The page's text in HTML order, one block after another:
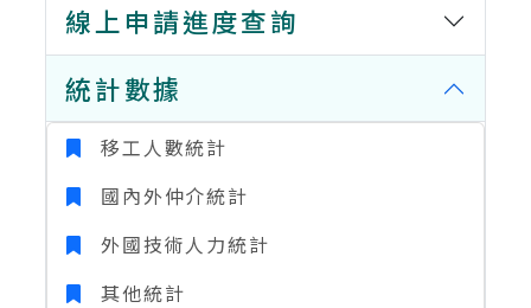
線上申請進度查詢
統計數據
移工人數統計
國內外仲介統計
外國技術人力統計
其他統計